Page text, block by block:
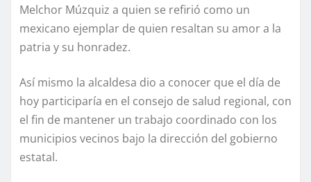
Melchor Múzquiz a quien se refirió como un
mexicano ejemplar de quien resaltan su amor a la
patria y su honradez.
Así mismo la alcaldesa dio a conocer que el día de
hoy participaría en el consejo de salud regional, con
el fin de mantener un trabajo coordinado con los
municipios vecinos bajo la dirección del gobierno
estatal.